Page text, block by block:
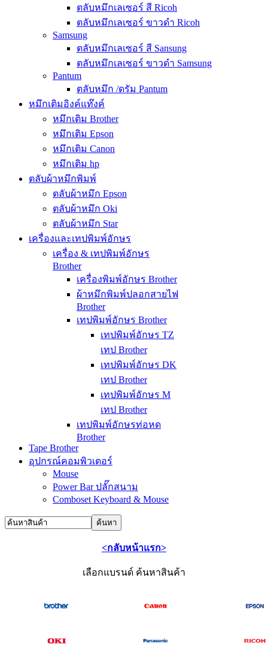
ตลับหมึกเลเซอร์ สี Ricoh
ตลับหมึกเลเซอร์ ขาวดำ Ricoh
Samsung
ตลับหมึกเลเซอร์ สี Sansung
ตลับหมึกเลเซอร์ ขาวดำ Samsung
Pantum
ตลับหมึก /ดรัม Pantum
หมึกเติมอิงค์แท๊งค์
หมึกเติม Brother
หมึกเติม Epson
หมึกเติม Canon
หมึกเติม hp
ตลับผ้าหมึกพิมพ์
ตลับผ้าหมึก Epson
ตลับผ้าหมึก Oki
ตลับผ้าหมึก Star
เครื่องและเทปพิมพ์อักษร
เครื่อง & เทปพิมพ์อักษร
Brother
เครื่องพิมพ์อักษร Brother
ผ้าหมึกพิมพ์ปลอกสายไฟ
Brother
เทปพิมพ์อักษร Brother
เทปพิมพ์อักษร TZ
เทป Brother
เทปพิมพ์อักษร DK
เทป Brother
เทปพิมพ์อักษร M
เทป Brother
เทปพิมพ์อักษรท่อหด
Brother
Tape Brother
อุปกรณ์คอมพิวเตอร์
Mouse
Power Bar ปลั๊กสนาม
Comboset Keyboard & Mouse
<กลับหน้าแรก>
เลือกแบรนด์ ค้นหาสินค้า